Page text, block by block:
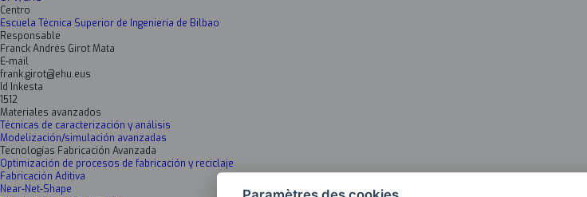
Centro
Escuela Técnica Superior de Ingeniería de Bilbao
Responsable
Franck Andrés Girot Mata
E-mail
frank.girot@ehu.eus
Id Inkesta
1512
Materiales avanzados
Técnicas de caracterización y análisis
Modelización/simulación avanzadas
Tecnologías Fabricación Avanzada
Optimización de procesos de fabricación y reciclaje
Fabricación Aditiva
Near-Net-Shape